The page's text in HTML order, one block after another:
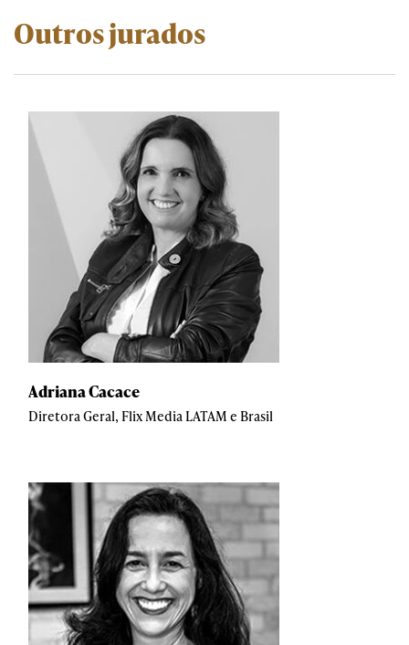
Outros jurados
Adriana Cacace
Diretora Geral, Flix Media LATAM e Brasil